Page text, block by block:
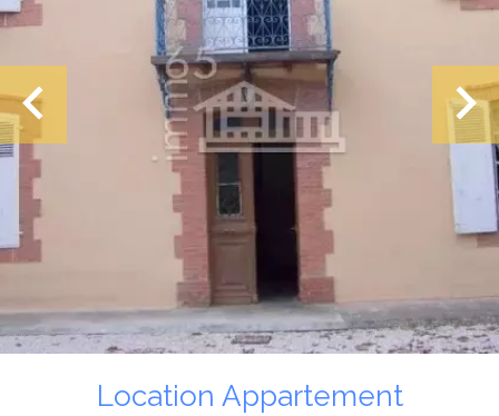
Location Appartement